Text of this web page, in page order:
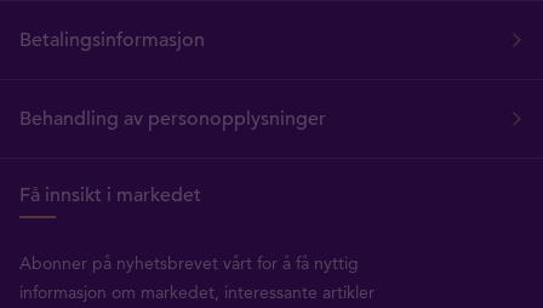
Betalingsinformasjon
Behandling av personopplysninger
Få innsikt i markedet
Abonner på nyhetsbrevet vårt for å få nyttig
informasjon om markedet, interessante artikler